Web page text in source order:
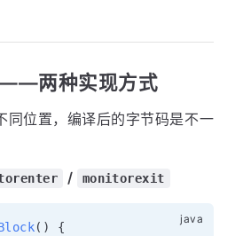
——两种实现方式
同位置，编译后的字节码是不一
/ monitorexit
( )
{